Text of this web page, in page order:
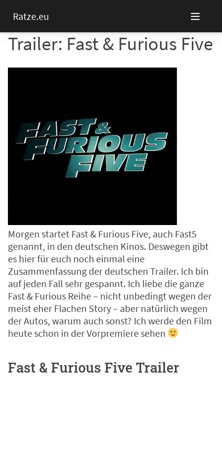
Ratze.eu
Trailer: Fast & Furious Five
Morgen startet Fast & Furious Five, auch Fast5
genannt, in den deutschen Kinos. Deswegen gibt
es hier für euch noch einmal eine
Zusammenfassung der deutschen Trailer. Ich bin
auf jeden Fall sehr gespannt. Ich liebe die ganze
Fast & Furious Reihe – nicht unbedingt wegen der
meist eher Flachen Story – aber natürlich wegen
der Autos, warum auch sonst? Ich werde den Film
heute schon in der Vorpremiere sehen
Fast & Furious Five Trailer